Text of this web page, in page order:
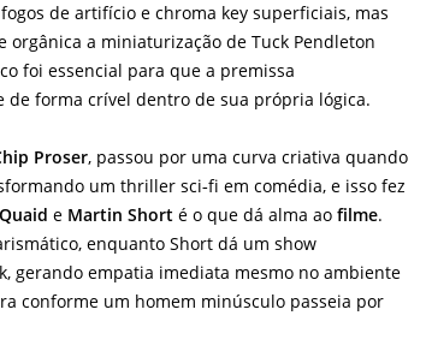
de artifício e chroma key superficiais, mas
a miniaturização de Tuck Pendleton
foi essencial para que a premissa
forma crível dentro de sua própria lógica.
Proser, passou por uma curva criativa quando
um thriller sci‑fi em comédia, e isso fez
e Martin Short é o que dá alma aofilme.
enquanto Short dá um show
gerando empatia imediata mesmo no ambiente
conforme um homem minúsculo passeia por